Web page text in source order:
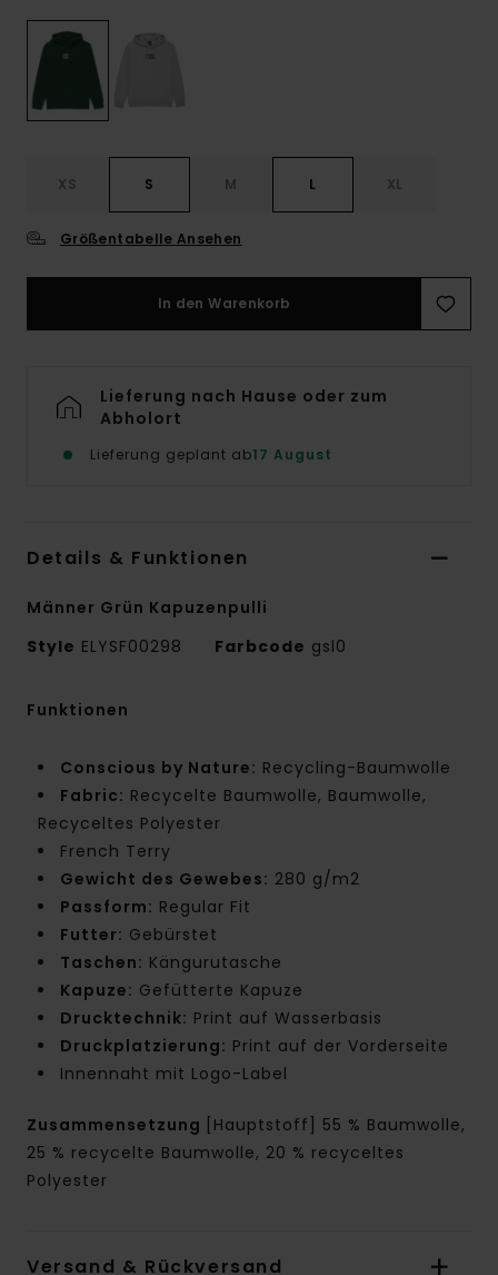
XS S M L XL
Größentabelle Ansehen
In den Warenkorb
Lieferung nach Hause oder zum
Abholort
Lieferung geplant ab17 August
Details & Funktionen
Männer Grün Kapuzenpulli
Style ELYSF00298 Farbcode gsl0
Funktionen
Conscious by Nature: Recycling-Baumwolle
Fabric: Recycelte Baumwolle, Baumwolle,
Recyceltes Polyester
French Terry
Gewicht des Gewebes: 280 g/m2
Passform: Regular Fit
Futter: Gebürstet
Taschen: Kängurutasche
Kapuze: Gefütterte Kapuze
Drucktechnik: Print auf Wasserbasis
Druckplatzierung: Print auf der Vorderseite
Innennaht mit Logo-Label
Zusammensetzung
[Hauptstoff] 55 % Baumwolle,
25 % recycelte Baumwolle, 20 % recyceltes
Polyester
Versand & Rückversand